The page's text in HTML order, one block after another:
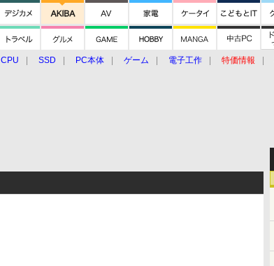
CPU SSD PC本体 ゲーム 電子工作 特価情報